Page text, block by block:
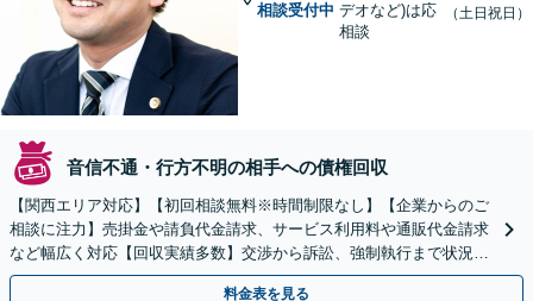
相談受付中 デオなど)は応
相談
（土日祝日）
音信不通・行方不明の相手への債権回収
【関西エリア対応】【初回相談無料※時間制限なし】【企業からのご
相談に注力】売掛金や請負代金請求、サービス利用料や通販代金請求
など幅広く対応【回収実績多数】交渉から訴訟、強制執行まで状況に
応じて的確に対応します
料金表を見る